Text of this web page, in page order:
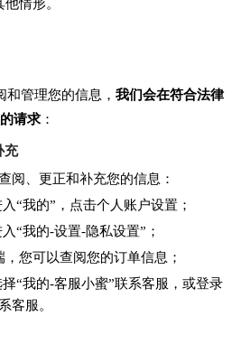
情形。
管理您的信息， 我们会在符合法律
请求 ：
充
阅、更正和补充您的信息：
“我的”，点击个人账户设置；
“我的-设置-隐私设置”；
您可以查阅您的订单信息；
“我的-客服小蜜”联系客服，或登录
客服。